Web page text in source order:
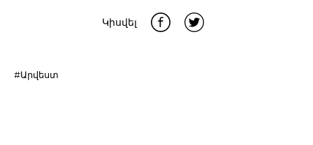
Կիսվել
#Արվեստ